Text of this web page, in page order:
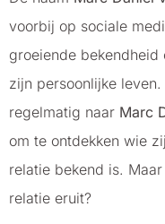
voorbij op sociale
groeiende bekendheid
zijn persoonlijke
regelmatig naar Marc
om te ontdekken wie
relatie bekend is.
relatie eruit?